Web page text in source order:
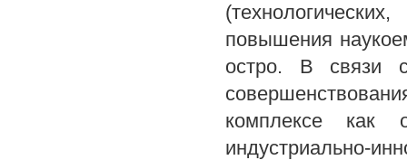
повышения
остро. В связи
комплексе как
индустриально-